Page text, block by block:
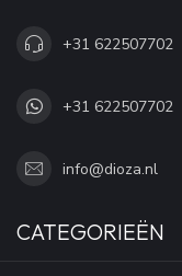
+31 622507702
+31 622507702
info@dioza.nl
CATEGORIEËN